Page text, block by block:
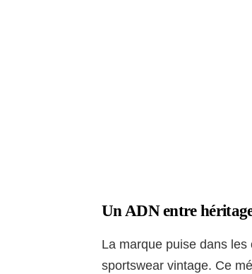
Un ADN entre
La marque puise dans
sportswear vintage. Ce